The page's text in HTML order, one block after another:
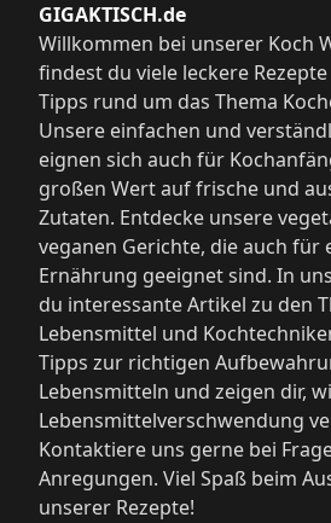
GIGAKTISCH.de
Willkommen bei unserer Koch
findest du viele leckere
Tipps rund um das Thema
Unsere einfachen und
eignen sich auch für
großen Wert auf frische und
Zutaten. Entdecke unsere
veganen Gerichte, die auch für
Ernährung geeignet sind. In
du interessante Artikel zu den
Lebensmittel und
Tipps zur richtigen
Lebensmitteln und zeigen dir,
Lebensmittelverschwendung
Kontaktiere uns gerne bei
Anregungen. Viel Spaß beim
unserer Rezepte!